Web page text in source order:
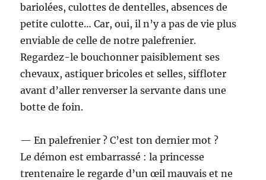
bariolées, culottes de dentelles, absences de
petite culotte… Car, oui, il n’y a pas de vie plus
enviable de celle de notre palefrenier.
Regardez-le bouchonner paisiblement ses
chevaux, astiquer bricoles et selles, siffloter
avant d’aller renverser la servante dans une
botte de foin.
— En palefrenier ? C’est ton dernier mot ?
Le démon est embarrassé : la princesse
trentenaire le regarde d’un œil mauvais et ne